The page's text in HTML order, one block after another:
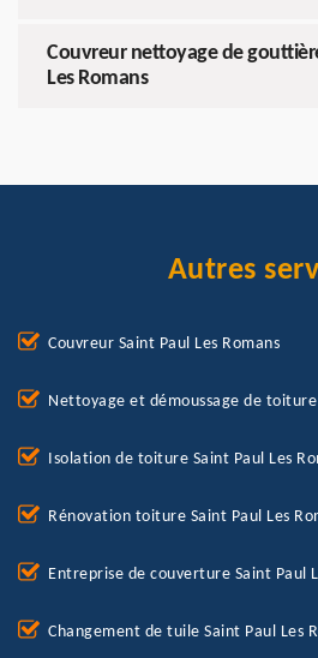
Couvreur nettoyage de
Les Romans
Autres
Couvreur Saint Paul Les Romans
Nettoyage et démoussage de toiture
Isolation de toiture Saint Paul Les
Rénovation toiture Saint Paul Les
Entreprise de couverture Saint Paul
Changement de tuile Saint Paul Les